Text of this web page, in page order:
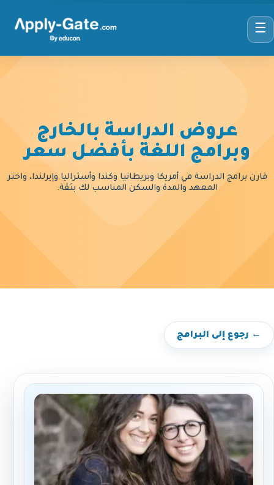
☰
عروض الدراسة بالخارج
وبرامج اللغة بأفضل سعر
قارن برامج الدراسة في أمريكا وبريطانيا وكندا وأستراليا وإيرلندا، واختر
المعهد والمدة والسكن المناسب لك بثقة.
← رجوع إلى البرامج